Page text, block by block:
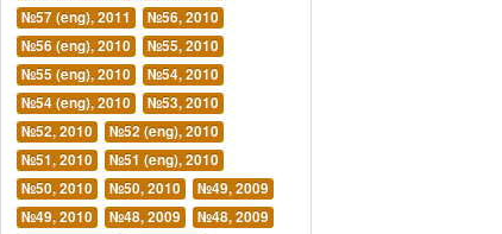
№57 (eng), 2011
№56, 2010
№56 (eng), 2010
№55, 2010
№55 (eng), 2010
№54, 2010
№54 (eng), 2010
№53, 2010
№52, 2010
№52 (eng), 2010
№51, 2010
№51 (eng), 2010
№50, 2010
№50, 2010
№49, 2009
№49, 2010
№48, 2009
№48, 2009